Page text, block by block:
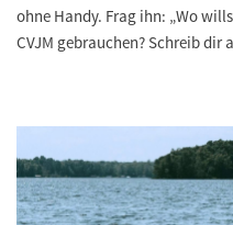
ohne Handy. Frag ihn: „Wo
CVJM gebrauchen? Schreib dir